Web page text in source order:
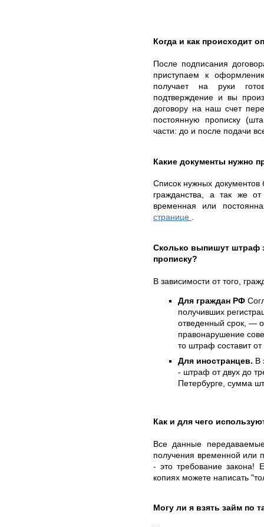
Когда и как происходит
После подписания
приступаем к
получает на руки
подтверждение и вы
договору на наш счет
постоянную прописку
части: до и после подачи
Какие документы нужно
Список нужных документов
гражданства, а так же
временная или
странице .
Сколько выпишут штраф
прописку?
В зависимости от того,
Для граждан РФ
получивших
отведенный срок, —
правонарушение
то штраф составит
Для иностранцев. В
- штраф от двух до
Петербурге, сумма
Как и для чего
Все данные
получения временной или
- это требование закона!
копиях можете написать
Могу ли я взять займ по